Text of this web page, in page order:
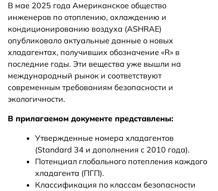
В мае 2025 года Американское общество
инженеров по отоплению, охлаждению и
кондиционированию воздуха (ASHRAE)
опубликовало актуальные данные о новых
хладагентах, получивших обозначение «R» в
последние годы. Эти вещества уже вышли на
международный рынок и соответствуют
современным требованиям безопасности и
экологичности.
В прилагаемом документе представлены:
Утвержденные номера хладагентов
(Standard 34 и дополнения с 2010 года).
Потенциал глобального потепления каждого
хладагента (ПГП).
Классификация по классам безопасности